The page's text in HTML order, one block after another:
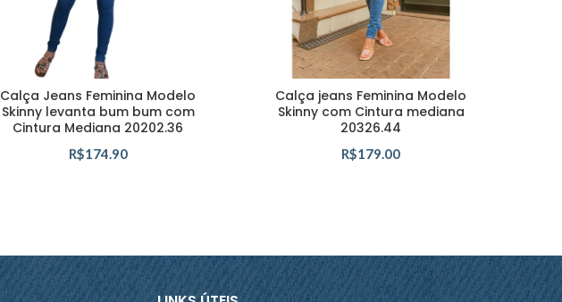
Calça Jeans Feminina Modelo
Skinny levanta bum bum com
Cintura Mediana 20202.36
R$174.90
Calça jeans Feminina Modelo
Skinny com Cintura mediana
20326.44
R$179.00